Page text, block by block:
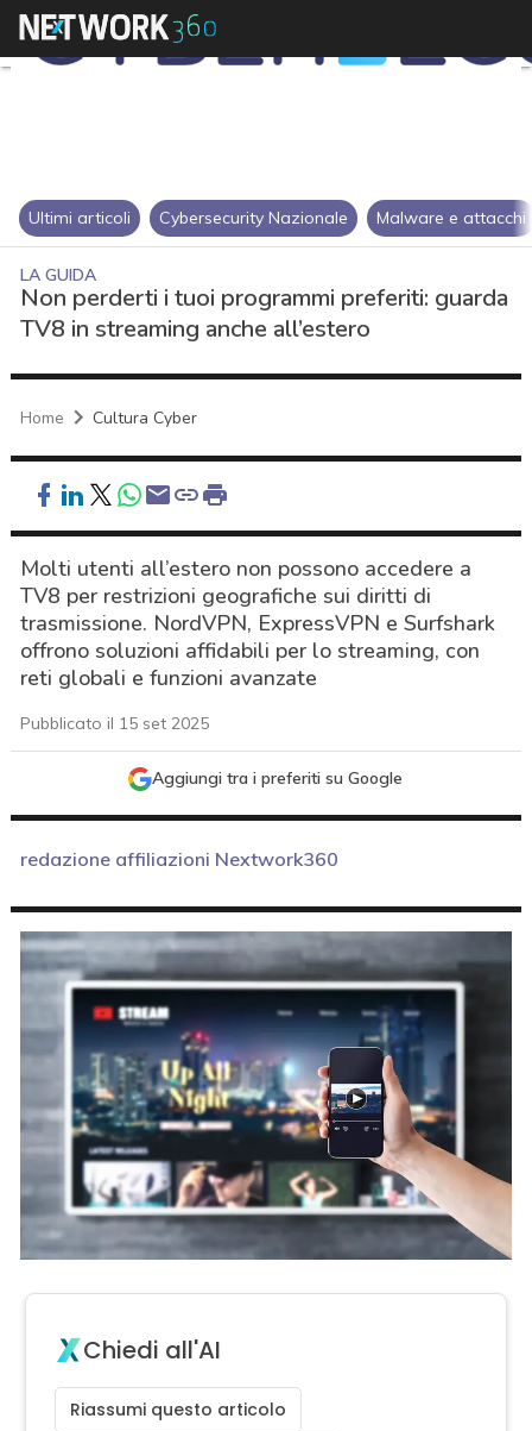
Ultimi articoli Cybersecurity Nazionale Malware e attacchi
LA GUIDA
Non perderti i tuoi programmi preferiti: guarda
TV8 in streaming anche all’estero
Home Cultura Cyber
Molti utenti all’estero non possono accedere a
TV8 per restrizioni geografiche sui diritti di
trasmissione. NordVPN, ExpressVPN e Surfshark
offrono soluzioni affidabili per lo streaming, con
reti globali e funzioni avanzate
Pubblicato il 15 set 2025
Aggiungi tra i preferiti su Google
redazione affiliazioni Nextwork360
Chiedi all'AI
Riassumi questo articolo